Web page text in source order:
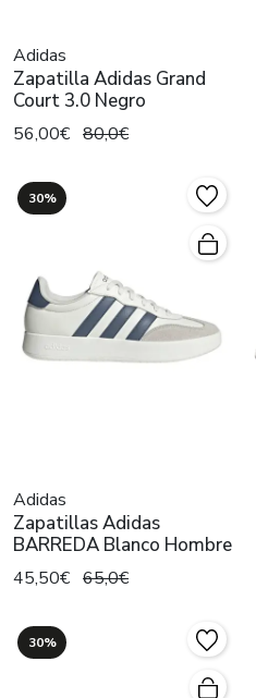
Adidas
Zapatilla Adidas Grand
Court 3.0 Negro
56,00€ 80,0€
30%
Adidas
Zapatillas Adidas
BARREDA Blanco Hombre
45,50€ 65,0€
30%